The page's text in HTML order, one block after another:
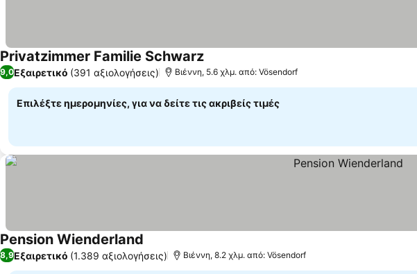
Privatzimmer Familie Schwarz
9,0Εξαιρετικό (391 αξιολογήσεις) Βιέννη, 5.6 χλμ. από: Vösendorf
Επιλέξτε ημερομηνίες, για να δείτε τις ακριβείς τιμές
Pension Wienderland
8,9Εξαιρετικό (1.389 αξιολογήσεις) Βιέννη, 8.2 χλμ. από: Vösendorf